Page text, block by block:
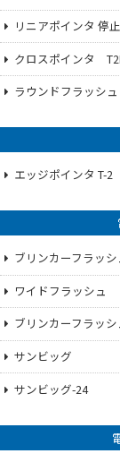
リニアポインタ 停
クロスポインタ
ラウンドフラッシュ
エッジポインタ T-2
ブリンカーフラッシ
ワイドフラッシュ
ブリンカーフラッシ
サンビッグ
サンビッグ-24